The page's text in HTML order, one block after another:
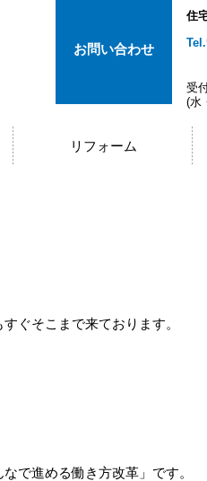
お問い合わせ
住
Tel.
受
(水
リフォーム
ぐそこまで来ております。
で進める働き方改革」です。